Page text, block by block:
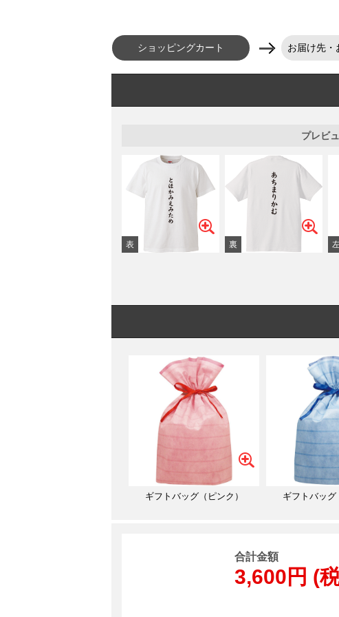
ショッピングカート お届け先・
プレビ
ギフトバッグ（ピンク） ギフトバッグ
合計金額
3,600円 (